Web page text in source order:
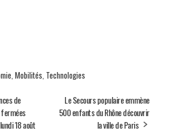
Mobilités Technologies
de
18 août
Le Secours populaire emmène
500 enfants du Rhône découvrir
la ville de Paris